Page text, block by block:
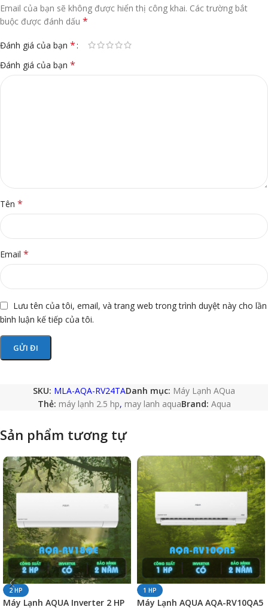
Email của bạn sẽ không được hiển thị công khai. Các trường bắt
buộc được đánh dấu *
Đánh giá của bạn *
Đánh giá của bạn *
Tên *
Email *
Lưu tên của tôi, email, và trang web trong trình duyệt này cho lần
bình luận kế tiếp của tôi.
SKU: MLA-AQA-RV24TADanh mục: Máy Lạnh AQua
Thẻ: máy lạnh 2.5 hp, may lanh aquaBrand: Aqua
Sản phẩm tương tự
2 HP
Máy Lạnh AQUA Inverter 2 HP
1 HP
Máy Lạnh AQUA AQA-RV10QA5